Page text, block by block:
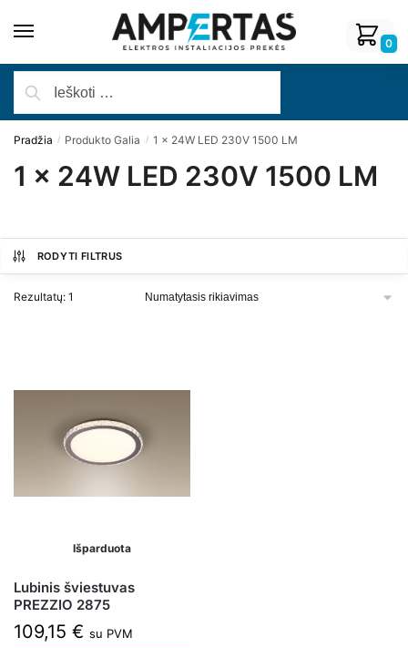
0
Pradžia / Produkto Galia / 1 x 24W LED 230V 1500 LM
1 x 24W LED 230V 1500 LM
RODYTI FILTRUS
Rezultatų: 1
Išparduota
Lubinis šviestuvas
PREZZIO 2875
109,15 € su PVM